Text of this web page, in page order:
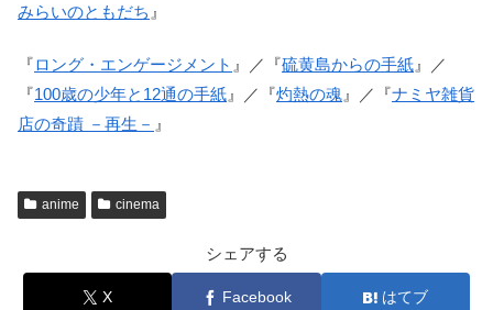
みらいのともだち 』
『ロング・エンゲージメント 』／『硫黄島からの手紙 』／
『100歳の少年と12通の手紙 』／『灼熱の魂 』／『ナミヤ雑貨
店の奇蹟 －再生－ 』
anime cinema
シェアする
X Facebook はてブ